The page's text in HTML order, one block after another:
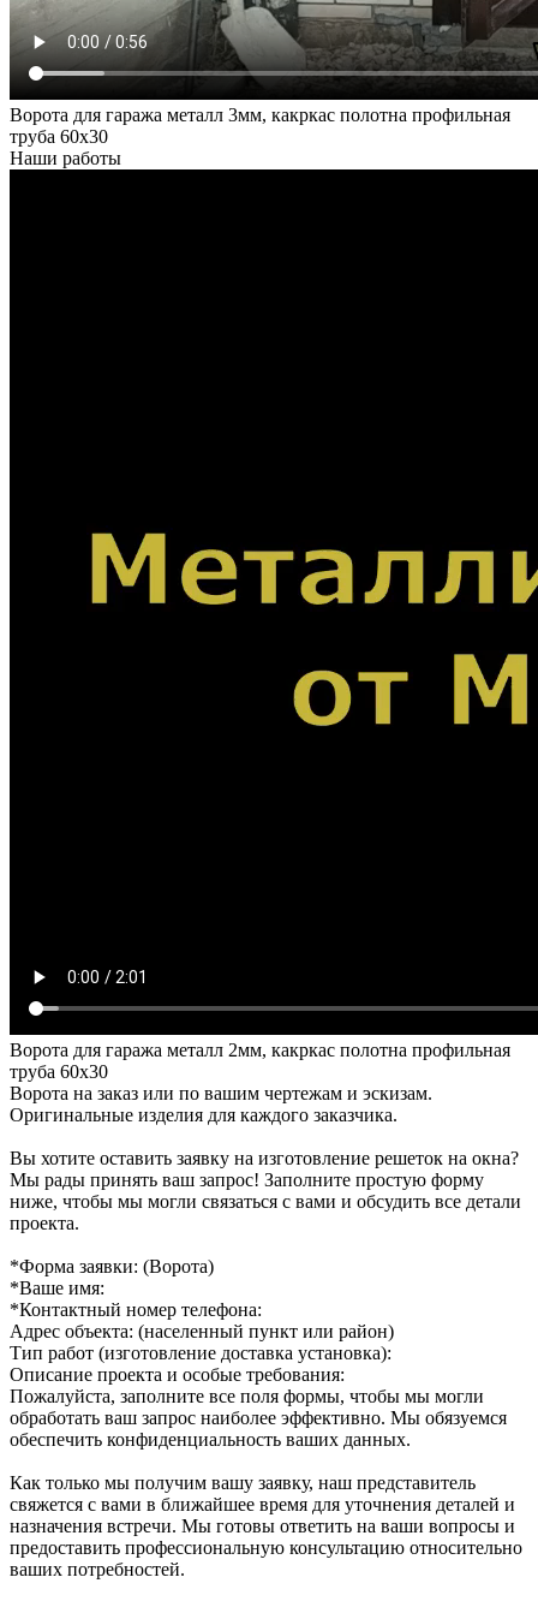
Ворота для гаража металл 3мм, какркас полотна профильная
труба 60х30
Наши работы
Ворота для гаража металл 2мм, какркас полотна профильная
труба 60х30
Ворота на заказ или по вашим чертежам и эскизам.
Оригинальные изделия для каждого заказчика.
Вы хотите оставить заявку на изготовление решеток на окна?
Мы рады принять ваш запрос! Заполните простую форму
ниже, чтобы мы могли связаться с вами и обсудить все детали
проекта.
*Форма заявки: (Ворота)
*Ваше имя:
*Контактный номер телефона:
Адрес объекта: (населенный пункт или район)
Тип работ (изготовление доставка установка):
Описание проекта и особые требования:
Пожалуйста, заполните все поля формы, чтобы мы могли
обработать ваш запрос наиболее эффективно. Мы обязуемся
обеспечить конфиденциальность ваших данных.
Как только мы получим вашу заявку, наш представитель
свяжется с вами в ближайшее время для уточнения деталей и
назначения встречи. Мы готовы ответить на ваши вопросы и
предоставить профессиональную консультацию относительно
ваших потребностей.